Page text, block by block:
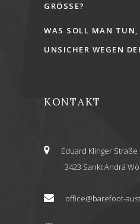
GRÖSSE?
WAS SOLL MAN
UNSICHER WEGEN
KONTAKT
Eduard Klinger Straße
3423 Sankt Andrä
office@barefoot-